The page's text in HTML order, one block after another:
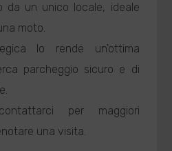
da un unico locale, ideale
moto.
lo rende un'ottima
parcheggio sicuro e di
per maggiori
una visita.